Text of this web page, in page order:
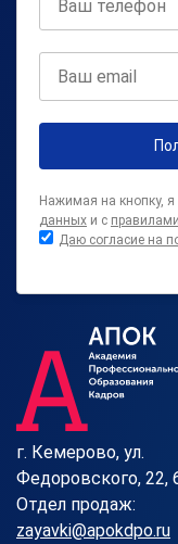
Нажимая на кнопку,
данных и с
Даю согласие на
г. Кемерово, ул.
Федоровского, 22,
Отдел продаж:
zayavki@apokdpo.ru